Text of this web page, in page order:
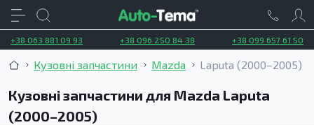
+38 063 881 09 93 +38 096 250 84 38 +38 099 657 61 50
Кузовні запчастини Mazda Laputa (2000–2005)
Кузовні запчастини для Mazda Laputa
(2000–2005)